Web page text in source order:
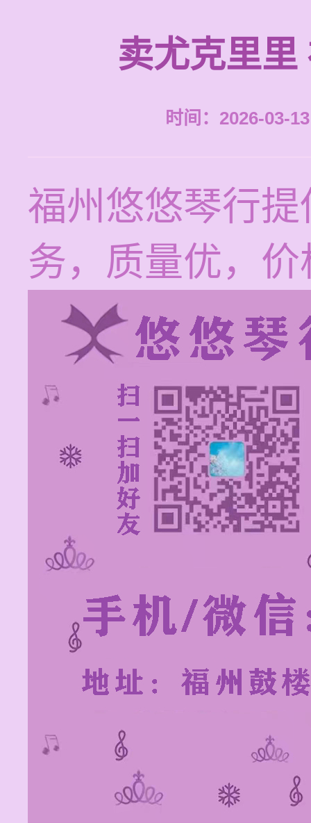
卖尤克里里
时间：2026-03-
福州悠悠琴行
务，质量优，